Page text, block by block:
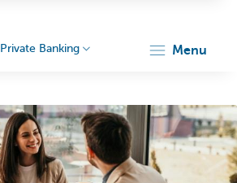
Private Banking menu